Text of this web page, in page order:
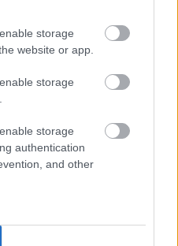
storage
website or app.
storage
storage
authentication
and other